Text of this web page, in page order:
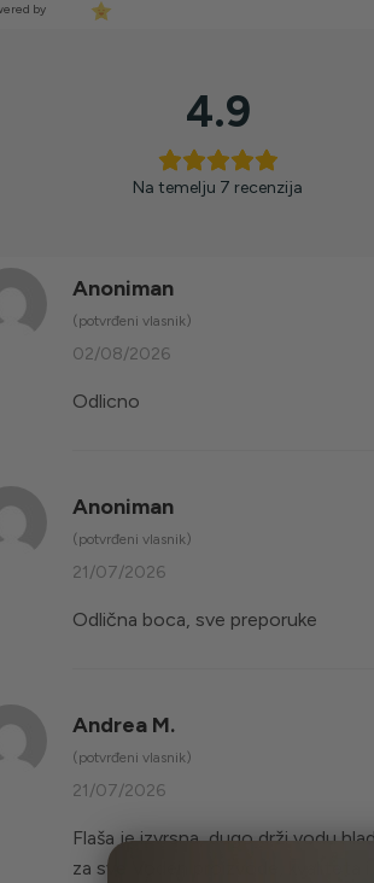
by
4.9
Na temelju 7 recenzija
Anoniman
(potvrđeni vlasnik)
02/08/2026
Odlicno
Anoniman
(potvrđeni vlasnik)
21/07/2026
Odlična boca, sve preporuke
Andrea M.
(potvrđeni vlasnik)
21/07/2026
Flaša je izvrsna, dugo drži vodu
za sve Voden proizvode, kvaliteta i